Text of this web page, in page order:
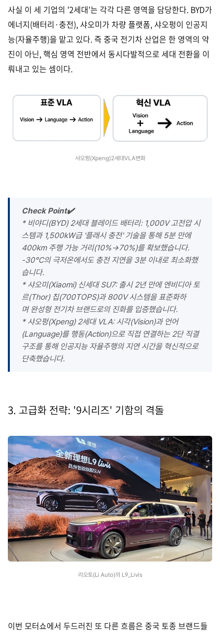
사실 이 세 기업의 '2세대'는 각각 다른 영역을 담당한다. BYD가
에너지(배터리·충전), 샤오미가 차량 플랫폼, 샤오펑이 인공지
능(자율주행)을 맡고 있다. 즉 중국 전기차 산업은 한 영역의 약
진이 아닌, 핵심 영역 전반에서 동시다발적으로 세대 전환을 이
뤄내고 있는 셈이다.
샤오펑(Xpeng)2세대VLA변화
Check Point✔️
* 비야디(BYD) 2세대 블레이드 배터리: 1,000V 고전압 시
스템과 1,500kW급 '플래시 충전' 기술을 통해 5분 만에
400km 주행 가능 거리(10%→70%)를 확보했습니다.
-30°C의 극저온에서도 충전 지연을 3분 이내로 최소화했
습니다.
* 샤오미(Xiaomi) 신세대 SU7: 출시 2년 만에 엔비디아 토
르(Thor) 칩(700TOPS)과 800V 시스템을 표준화하
며 완성형 전기차 브랜드로의 진화를 입증했습니다.
* 샤오펑(Xpeng) 2세대 VLA: 시각(Vision)과 언어
(Language)를 행동(Action)으로 직접 연결하는 2단 직결
구조를 통해 인공지능 자율주행의 지연 시간을 혁신적으로
단축했습니다.
3. 고급화 전략: '9시리즈' 기함의 격돌
리오토(Li Auto)의 L9_Livis
이번 모터쇼에서 두드러진 또 다른 흐름은 중국 토종 브랜드들